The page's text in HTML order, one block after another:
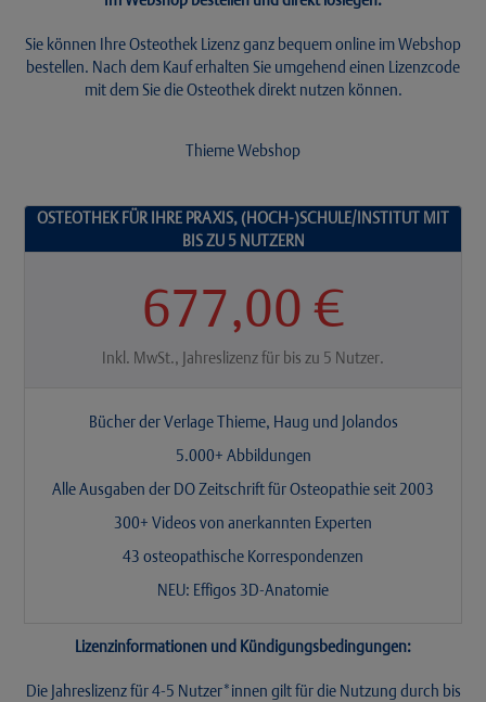
Sie können Ihre Osteothek Lizenz ganz bequem online im Webshop
bestellen. Nach dem Kauf erhalten Sie umgehend einen Lizenzcode
mit dem Sie die Osteothek direkt nutzen können.
Thieme Webshop
OSTEOTHEK FÜR IHRE PRAXIS, (HOCH-)SCHULE/INSTITUT MIT
BIS ZU 5 NUTZERN
677,00 €
Inkl. MwSt., Jahreslizenz für bis zu 5 Nutzer.
Bücher der Verlage Thieme, Haug und Jolandos
5.000+ Abbildungen
Alle Ausgaben der DO Zeitschrift für Osteopathie seit 2003
300+ Videos von anerkannten Experten
43 osteopathische Korrespondenzen
NEU: Effigos 3D-Anatomie
Lizenzinformationen und Kündigungsbedingungen:
Die Jahreslizenz für 4-5 Nutzer*innen gilt für die Nutzung durch bis